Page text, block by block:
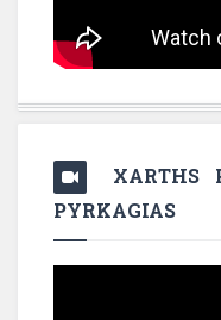
XARTHS
PYRKAGIAS